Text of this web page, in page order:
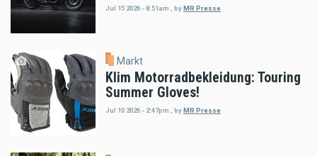
Jul 15 2026 - 8:51am byMR Presse
Markt
Klim Motorradbekleidung: Touring
Summer Gloves!
Jul 10 2026 - 2:47pm byMR Presse